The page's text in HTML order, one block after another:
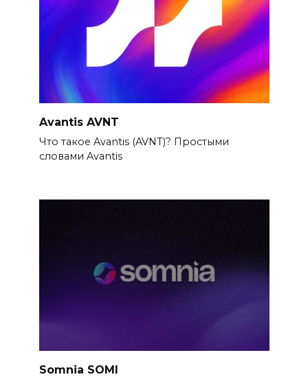
Avantis AVNT
Что такое Avantis (AVNT)? Простыми
словами Avantis
Somnia SOMI